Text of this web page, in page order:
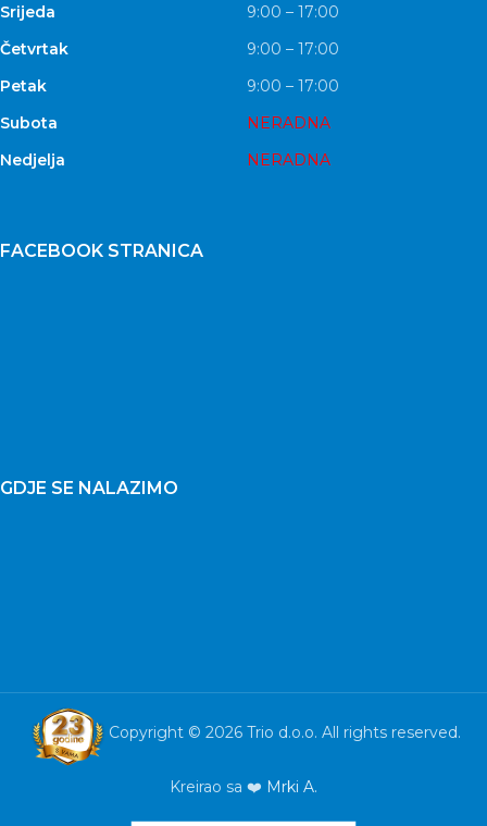
Srijeda
9:00 – 17:00
Četvrtak
9:00 – 17:00
Petak
9:00 – 17:00
Subota
NERADNA
Nedjelja
NERADNA
FACEBOOK STRANICA
GDJE SE NALAZIMO
Copyright © 2026 Trio d.o.o. All rights reserved.
Kreirao sa ❤️ Mrki A.